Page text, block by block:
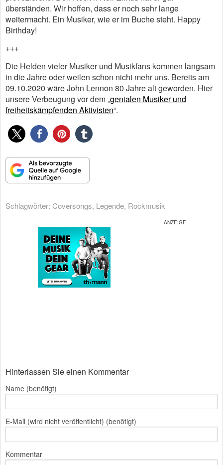
überständen. Wir hoffen, dass er noch sehr lange
weitermacht. Ein Musiker, wie er im Buche steht. Happy
Birthday!
+++
Die Helden vieler Musiker und Musikfans kommen langsam
in die Jahre oder weilen schon nicht mehr uns. Bereits am
09.10.2020 wäre John Lennon 80 Jahre alt geworden. Hier
unsere Verbeugung vor dem „genialen Musiker und
freiheitskämpfenden Aktivisten“.
Schlagwörter: Coversongs, Legende, Rockmusik
Hinterlassen Sie einen Kommentar
Name (benötigt)
E-Mail (wird nicht veröffentlicht) (benötigt)
Kommentar